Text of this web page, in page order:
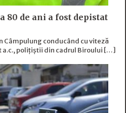
80 de ani a fost depistat
conducând cu viteză
a.c., polițiștii din cadrul Biroului […]